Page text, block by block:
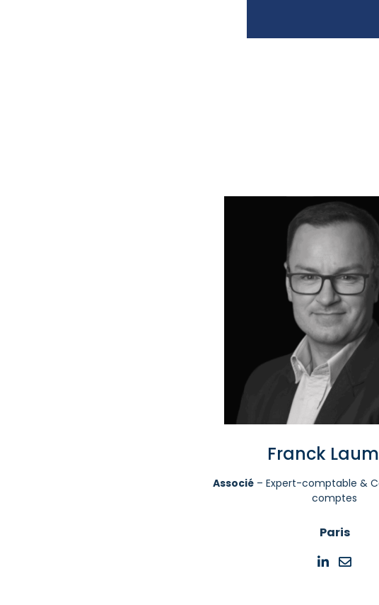
Franck
Associé– Expert-comptable &
comptes
Paris